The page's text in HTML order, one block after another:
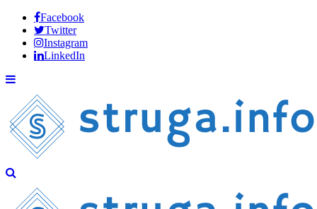
Facebook
Twitter
Instagram
LinkedIn